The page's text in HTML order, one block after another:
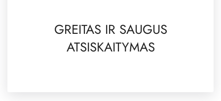
GREITAS IR SAUGUS
ATSISKAITYMAS